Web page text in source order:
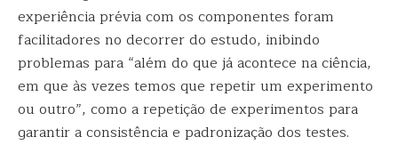
experiência prévia com os componentes foram
facilitadores no decorrer do estudo, inibindo
problemas para “além do que já acontece na ciência,
em que às vezes temos que repetir um experimento
ou outro”, como a repetição de experimentos para
garantir a consistência e padronização dos testes.